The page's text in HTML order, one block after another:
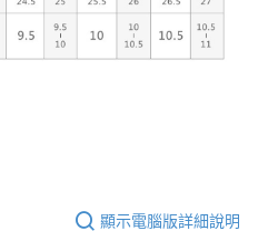
顯示電腦版詳細說明